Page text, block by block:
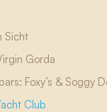
Sicht
Gorda
Foxy’s & Soggy
Club